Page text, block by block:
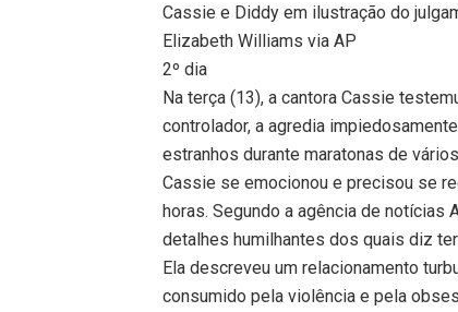
Cassie e Diddy em ilustração do
Elizabeth Williams via AP
2º dia
Na terça (13), a cantora Cassie
controlador, a agredia
estranhos durante maratonas de
Cassie se emocionou e precisou se
horas. Segundo a agência de
detalhes humilhantes dos quais diz
Ela descreveu um relacionamento
consumido pela violência e pela